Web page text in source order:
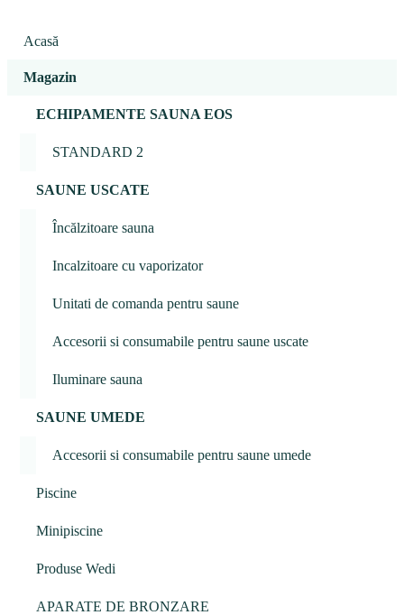
Acasă
Magazin
ECHIPAMENTE SAUNA EOS
STANDARD 2
SAUNE USCATE
Încălzitoare sauna
Incalzitoare cu vaporizator
Unitati de comanda pentru saune
Accesorii si consumabile pentru saune uscate
Iluminare sauna
SAUNE UMEDE
Accesorii si consumabile pentru saune umede
Piscine
Minipiscine
Produse Wedi
APARATE DE BRONZARE